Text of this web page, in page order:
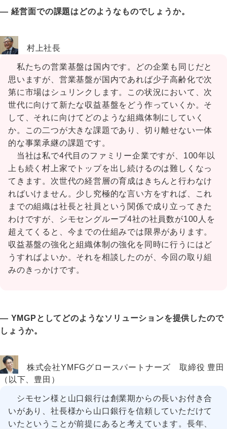
― 経営面での課題はどのようなものでしょうか。
村上社長
私たちの営業基盤は国内です。どの企業も同じだと
思いますが、営業基盤が国内であれば少子高齢化で次
第に市場はシュリンクします。この状況において、次
世代に向けて新たな収益基盤をどう作っていくか。そ
して、それに向けてどのような組織体制にしていく
か。この二つが大きな課題であり、切り離せない一体
的な事業承継の課題です。
当社は私で4代目のファミリー企業ですが、100年以
上も続く村上家でトップを出し続けるのは難しくなっ
てきます。次世代の経営層の育成はきちんと行わなけ
ればいけません。少し究極的な言い方をすれば、これ
までの組織は社長と社員という関係で成り立ってきた
わけですが、シモセングループ4社の社員数が100人を
超えてくると、今までの仕組みでは限界があります。
収益基盤の強化と組織体制の強化を同時に行うにはど
うすればよいか。それを相談したのが、今回の取り組
みのきっかけです。
― YMGPとしてどのようなソリューションを提供したので
しょうか。
株式会社YMFGグロースパートナーズ 取締役 豊田
（以下、豊田）
シモセン様と山口銀行は創業期からの長いお付き合
いがあり、社長様から山口銀行を信頼していただけて
いたということが前提にあると考えています。長年、